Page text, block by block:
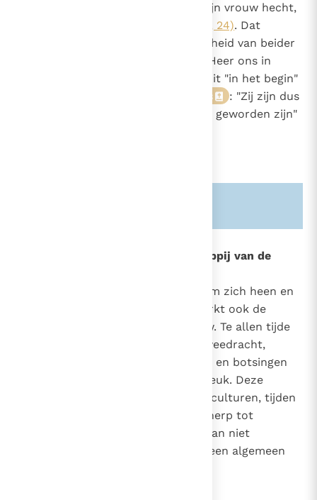
moeder verlaat en zich zo aan zijn vrouw hecht,
(Gen. 2, 24). Dat
hiermee een onvergankelijke eenheid van beider
leven bedoeld wordt, brengt de Heer ons in
herinnering door te zeggen dat dit "in het begin"
13
: "Zij zijn dus
niet langer twee, één vlees als zij geworden zijn"
Het huwelijk onder de heerschappij van de
Ieder mens ervaart het kwade, om zich heen en
in zichzelf. Deze ervaring kenmerkt ook de
verhouding tussen man en vrouw. Te allen tijde
werd hun band bedreigd door tweedracht,
heerszucht, ontrouw, jaloersheid en botsingen
die kunnen leiden tot haat en breuk. Deze
wanorde kan, afhankelijk van de culturen, tijden
of individuen, meer of minder scherp tot
uitdrukking komen en wordt al dan niet
overwonnen; toch blijkt het om een algemeen